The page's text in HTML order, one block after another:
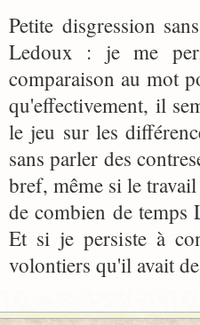
Petite disgression
Ledoux : je me
comparaison au mot
qu'effectivement, il
le jeu sur les
sans parler des
bref, même si le
de combien de temps
Et si je persiste à
volontiers qu'il avait